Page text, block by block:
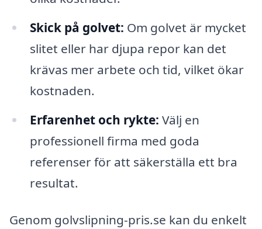
Skick på golvet: Om golvet är mycket
slitet eller har djupa repor kan det
krävas mer arbete och tid, vilket ökar
kostnaden.
Erfarenhet och rykte: Välj en
professionell firma med goda
referenser för att säkerställa ett bra
resultat.
Genom golvslipning-pris.se kan du enkelt